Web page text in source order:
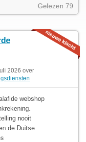
Gelezen 79
2026 over
webshop
nooit
de Duitse